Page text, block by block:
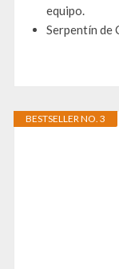
equipo.
Serpentín de
BESTSELLER NO. 3